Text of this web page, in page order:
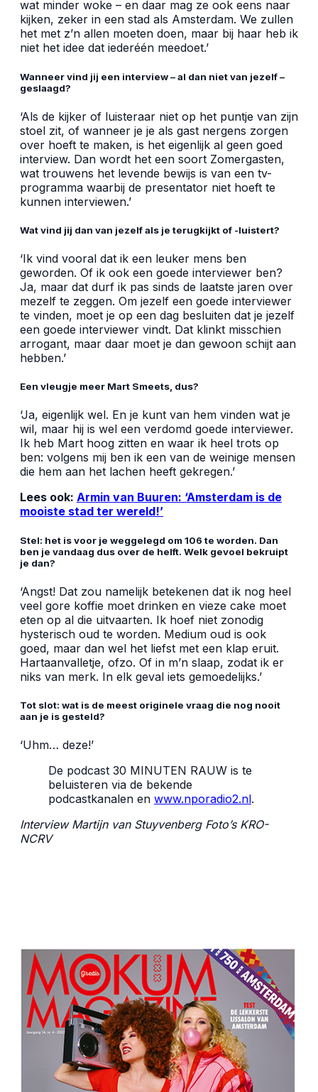
wat minder woke – en daar mag ze ook eens naar
kijken, zeker in een stad als Amsterdam. We zullen
het met z’n allen moeten doen, maar bij haar heb ik
niet het idee dat iederéén meedoet.’
Wanneer vind jij een interview – al dan niet van jezelf –
geslaagd?
‘Als de kijker of luisteraar niet op het puntje van zijn
stoel zit, of wanneer je je als gast nergens zorgen
over hoeft te maken, is het eigenlijk al geen goed
interview. Dan wordt het een soort Zomergasten,
wat trouwens het levende bewijs is van een tv-
programma waarbij de presentator niet hoeft te
kunnen interviewen.’
Wat vind jij dan van jezelf als je terugkijkt of -luistert?
‘Ik vind vooral dat ik een leuker mens ben
geworden. Of ik ook een goede interviewer ben?
Ja, maar dat durf ik pas sinds de laatste jaren over
mezelf te zeggen. Om jezelf een goede interviewer
te vinden, moet je op een dag besluiten dat je jezelf
een goede interviewer vindt. Dat klinkt misschien
arrogant, maar daar moet je dan gewoon schijt aan
hebben.’
Een vleugje meer Mart Smeets, dus?
‘Ja, eigenlijk wel. En je kunt van hem vinden wat je
wil, maar hij is wel een verdomd goede interviewer.
Ik heb Mart hoog zitten en waar ik heel trots op
ben: volgens mij ben ik een van de weinige mensen
die hem aan het lachen heeft gekregen.’
Lees ook: Armin van Buuren: ‘Amsterdam is de
mooiste stad ter wereld!’
Stel: het is voor je weggelegd om 106 te worden. Dan
ben je vandaag dus over de helft. Welk gevoel bekruipt
je dan?
‘Angst! Dat zou namelijk betekenen dat ik nog heel
veel gore koffie moet drinken en vieze cake moet
eten op al die uitvaarten. Ik hoef niet zonodig
hysterisch oud te worden. Medium oud is ook
goed, maar dan wel het liefst met een klap eruit.
Hartaanvalletje, ofzo. Of in m’n slaap, zodat ik er
niks van merk. In elk geval iets gemoedelijks.’
Tot slot: wat is de meest originele vraag die nog nooit
aan je is gesteld?
‘Uhm… deze!’
De podcast 30 MINUTEN RAUW is te
beluisteren via de bekende
podcastkanalen en www.nporadio2.nl.
Interview Martijn van Stuyvenberg Foto’s KRO-
NCRV